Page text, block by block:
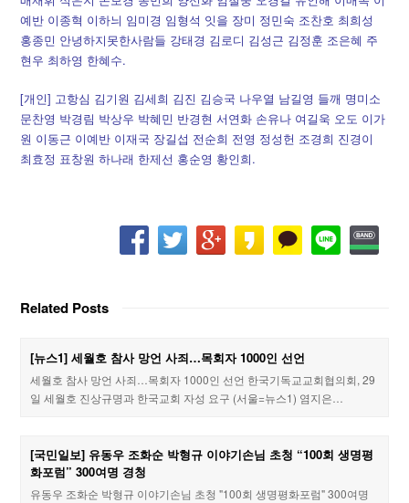
예반 이종혁 이하늬 임미경 임형석 잇을 장미 정민숙 조찬호 최희성
홍종민 안녕하지못한사람들 강태경 김로디 김성근 김정훈 조은혜 주
현우 최하영 한혜수.
[개인] 고항심 김기원 김세희 김진 김승국 나우열 남길영 들깨 명미소
문찬영 박경림 박상우 박혜민 반경현 서연화 손유나 여길욱 오도 이가
원 이동근 이예반 이재국 장길섭 전순희 전영 정성헌 조경희 진경이
최효정 표창원 하나래 한제선 홍순영 황인희.
Related Posts
[뉴스1] 세월호 참사 망언 사죄…목회자 1000인 선언
세월호 참사 망언 사죄…목회자 1000인 선언 한국기독교교회협의회, 29
일 세월호 진상규명과 한국교회 자성 요구 (서울=뉴스1) 염지은…
[국민일보] 유동우 조화순 박형규 이야기손님 초청 “100회 생명평
화포럼” 300여명 경청
유동우 조화순 박형규 이야기손님 초청 "100회 생명평화포럼" 300여명